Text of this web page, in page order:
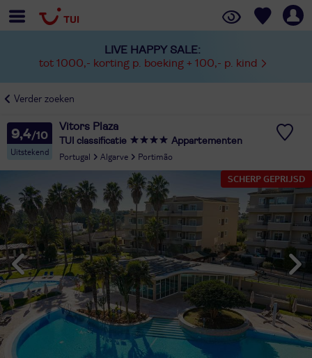
LIVE HAPPY SALE:
tot 1000,- korting p. boeking + 100,- p. kind
Verder zoeken
9,4
Uitstekend
Vitors Plaza
TUI classificatie Appartementen
Portugal Algarve
Portimão
SCHERP GEPRIJSD